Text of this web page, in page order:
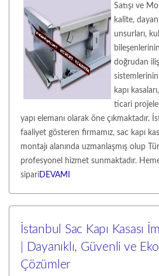
Satışı ve
kalite,
unsurları,
doğrudan
kapı
ticari
yapı elemanı olarak öne çıkmaktadır.
faaliyet gösteren firmamız, sac kapı
montajı alanında uzmanlaşmış olup
profesyonel hizmet sunmaktadır.
sipariDEVAMI
İstanbul Sac Kapı Kasası
| Dayanıklı, Güvenli ve
Çözümler